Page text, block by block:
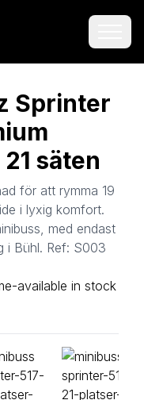
Sprinter
säten
för att rymma 19
i lyxig komfort.
med endast
i Bühl. Ref: S003